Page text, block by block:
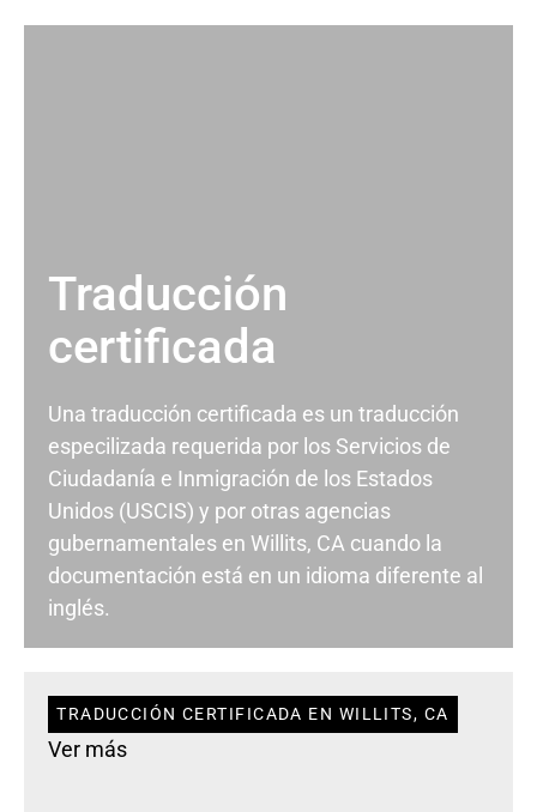
Traducción
certificada
Una traducción certificada es un traducción
especilizada requerida por los Servicios de
Ciudadanía e Inmigración de los Estados
Unidos (USCIS) y por otras agencias
gubernamentales en Willits, CA cuando la
documentación está en un idioma diferente al
inglés.
TRADUCCIÓN CERTIFICADA EN WILLITS, CA
Ver más